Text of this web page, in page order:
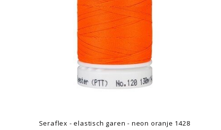
Seraflex - elastisch garen - neon oranje 1428